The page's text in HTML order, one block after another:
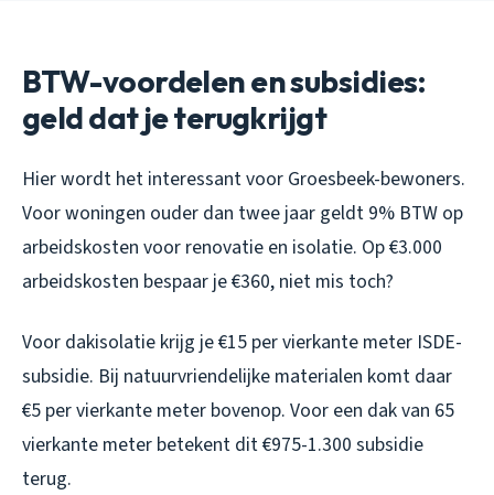
BTW-voordelen en subsidies:
geld dat je terugkrijgt
Hier wordt het interessant voor Groesbeek-bewoners.
Voor woningen ouder dan twee jaar geldt 9% BTW op
arbeidskosten voor renovatie en isolatie. Op €3.000
arbeidskosten bespaar je €360, niet mis toch?
Voor dakisolatie krijg je €15 per vierkante meter ISDE-
subsidie. Bij natuurvriendelijke materialen komt daar
€5 per vierkante meter bovenop. Voor een dak van 65
vierkante meter betekent dit €975-1.300 subsidie
terug.